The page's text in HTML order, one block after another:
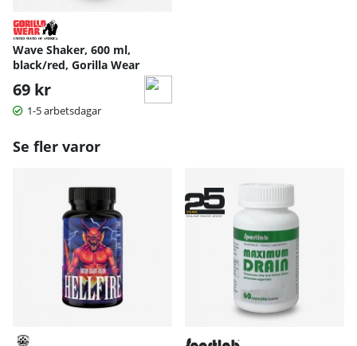
Wave Shaker, 600 ml,
black/red, Gorilla Wear
69 kr
1-5 arbetsdagar
Se fler varor